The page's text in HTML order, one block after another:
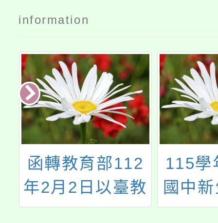
information
函轉教育部112
年2月2日以臺教
人（二）字第
115學
國中
到作